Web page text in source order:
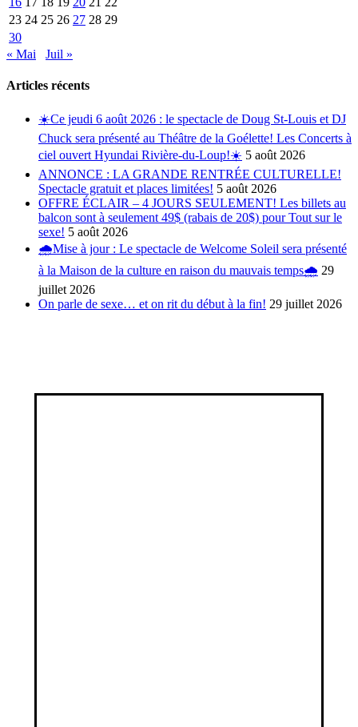
23 24 25 26 27 28 29
30
« Mai
Juil »
Articles récents
☀️Ce jeudi 6 août 2026 : le spectacle de Doug St-Louis et DJ
Chuck sera présenté au Théâtre de la Goélette! Les Concerts à
ciel ouvert Hyundai Rivière-du-Loup!☀️ 5 août 2026
ANNONCE : LA GRANDE RENTRÉE CULTURELLE!
Spectacle gratuit et places limitées! 5 août 2026
OFFRE ÉCLAIR – 4 JOURS SEULEMENT! Les billets au
balcon sont à seulement 49$ (rabais de 20$) pour Tout sur le
sexe! 5 août 2026
🌧️Mise à jour : Le spectacle de Welcome Soleil sera présenté
à la Maison de la culture en raison du mauvais temps🌧️ 29
juillet 2026
On parle de sexe… et on rit du début à la fin! 29 juillet 2026